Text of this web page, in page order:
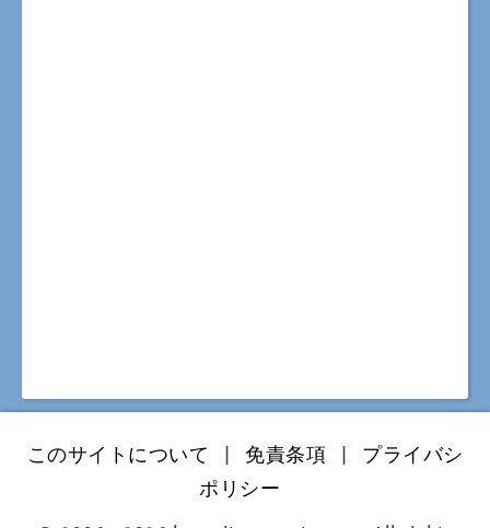
このサイトについて | 免責条項 |
プライバシ
ポリシー